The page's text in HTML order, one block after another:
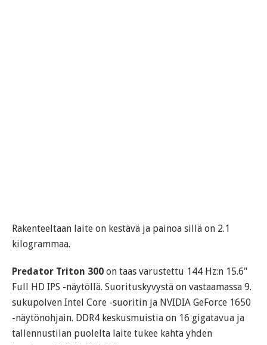
Rakenteeltaan laite on kestävä ja painoa sillä on 2.1
kilogrammaa.
Predator Triton 300 on taas varustettu 144 Hz:n 15.6"
Full HD IPS -näytöllä. Suorituskyvystä on vastaamassa 9.
sukupolven Intel Core -suoritin ja NVIDIA GeForce 1650
-näytönohjain. DDR4 keskusmuistia on 16 gigatavua ja
tallennustilan puolelta laite tukee kahta yhden